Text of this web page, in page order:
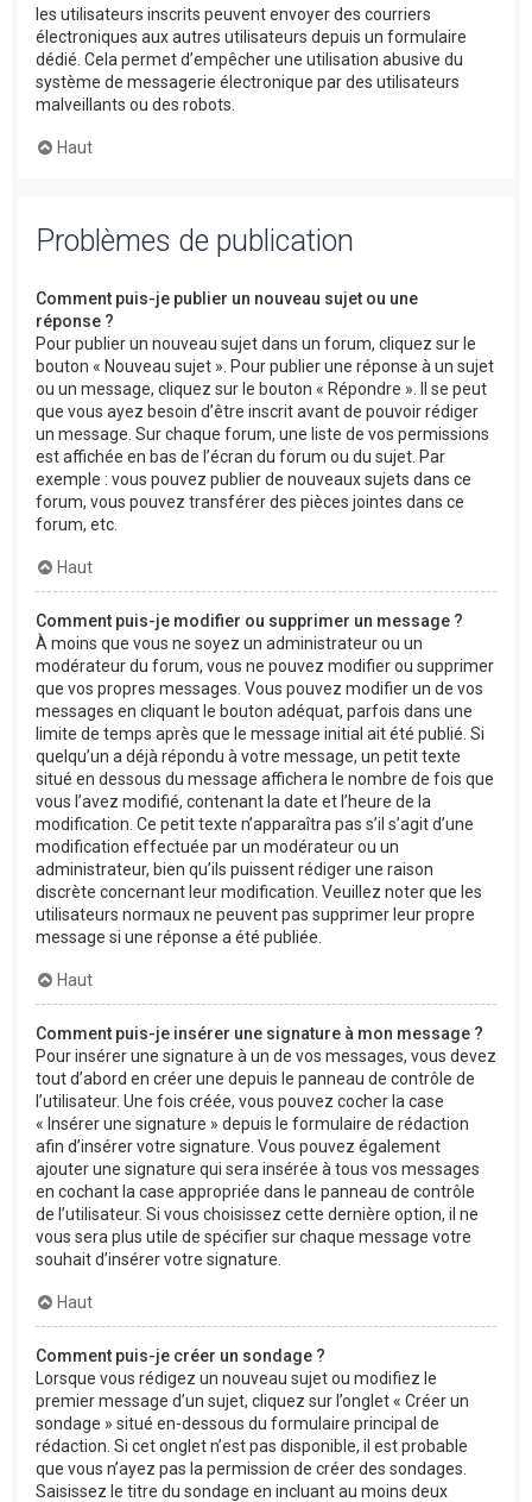
les utilisateurs inscrits peuvent envoyer des courriers
électroniques aux autres utilisateurs depuis un formulaire
dédié. Cela permet d’empêcher une utilisation abusive du
système de messagerie électronique par des utilisateurs
malveillants ou des robots.
Haut
Problèmes de publication
Comment puis-je publier un nouveau sujet ou une
réponse ?
Pour publier un nouveau sujet dans un forum, cliquez sur le
bouton « Nouveau sujet ». Pour publier une réponse à un sujet
ou un message, cliquez sur le bouton « Répondre ». Il se peut
que vous ayez besoin d’être inscrit avant de pouvoir rédiger
un message. Sur chaque forum, une liste de vos permissions
est affichée en bas de l’écran du forum ou du sujet. Par
exemple : vous pouvez publier de nouveaux sujets dans ce
forum, vous pouvez transférer des pièces jointes dans ce
forum, etc.
Haut
Comment puis-je modifier ou supprimer un message ?
À moins que vous ne soyez un administrateur ou un
modérateur du forum, vous ne pouvez modifier ou supprimer
que vos propres messages. Vous pouvez modifier un de vos
messages en cliquant le bouton adéquat, parfois dans une
limite de temps après que le message initial ait été publié. Si
quelqu’un a déjà répondu à votre message, un petit texte
situé en dessous du message affichera le nombre de fois que
vous l’avez modifié, contenant la date et l’heure de la
modification. Ce petit texte n’apparaîtra pas s’il s’agit d’une
modification effectuée par un modérateur ou un
administrateur, bien qu’ils puissent rédiger une raison
discrète concernant leur modification. Veuillez noter que les
utilisateurs normaux ne peuvent pas supprimer leur propre
message si une réponse a été publiée.
Haut
Comment puis-je insérer une signature à mon message ?
Pour insérer une signature à un de vos messages, vous devez
tout d’abord en créer une depuis le panneau de contrôle de
l’utilisateur. Une fois créée, vous pouvez cocher la case
« Insérer une signature » depuis le formulaire de rédaction
afin d’insérer votre signature. Vous pouvez également
ajouter une signature qui sera insérée à tous vos messages
en cochant la case appropriée dans le panneau de contrôle
de l’utilisateur. Si vous choisissez cette dernière option, il ne
vous sera plus utile de spécifier sur chaque message votre
souhait d’insérer votre signature.
Haut
Comment puis-je créer un sondage ?
Lorsque vous rédigez un nouveau sujet ou modifiez le
premier message d’un sujet, cliquez sur l’onglet « Créer un
sondage » situé en-dessous du formulaire principal de
rédaction. Si cet onglet n’est pas disponible, il est probable
que vous n’ayez pas la permission de créer des sondages.
Saisissez le titre du sondage en incluant au moins deux